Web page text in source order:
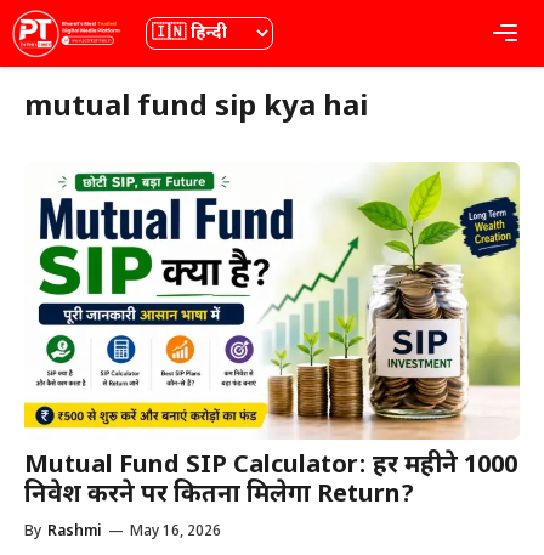
Skip
to
content
भाषा
mutual fund sip kya hai
Mutual Fund SIP Calculator: हर महीने ₹1000
निवेश करने पर कितना मिलेगा Return?
By Rashmi — May 16, 2026